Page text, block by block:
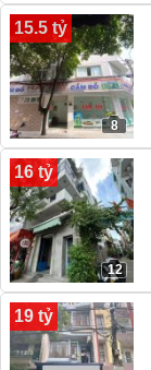
15.5 tỷ
8
16 tỷ
12
19 tỷ